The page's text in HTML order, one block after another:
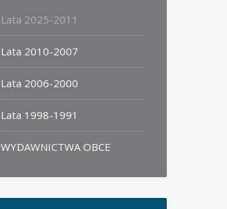
Lata 2025-2011
Lata 2010-2007
Lata 2006-2000
Lata 1998-1991
WYDAWNICTWA OBCE